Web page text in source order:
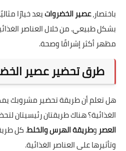
باختصار،عصير الخضرواتيعد خيارًا
بشكل طبيعي. من خلال العناصر
مظهر أكثر إشراقًا وصحة.
طرق تحضير عصير
هل تعلم أن طريقة تحضير مشروبك
الغذائية؟ هناك طريقتان رئيسيتان
العصروطريقة الهرس والخلط. كل
وتأثيرها على العناصر الغذائية.